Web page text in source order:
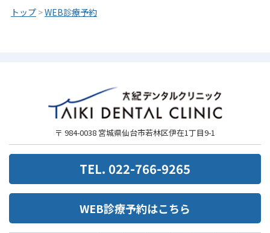
トップ >WEB診療予約
〒 984-0038 宮城県仙台市若林区伊在1丁目9-1
TEL. 022-766-9265
WEB診療予約はこちら